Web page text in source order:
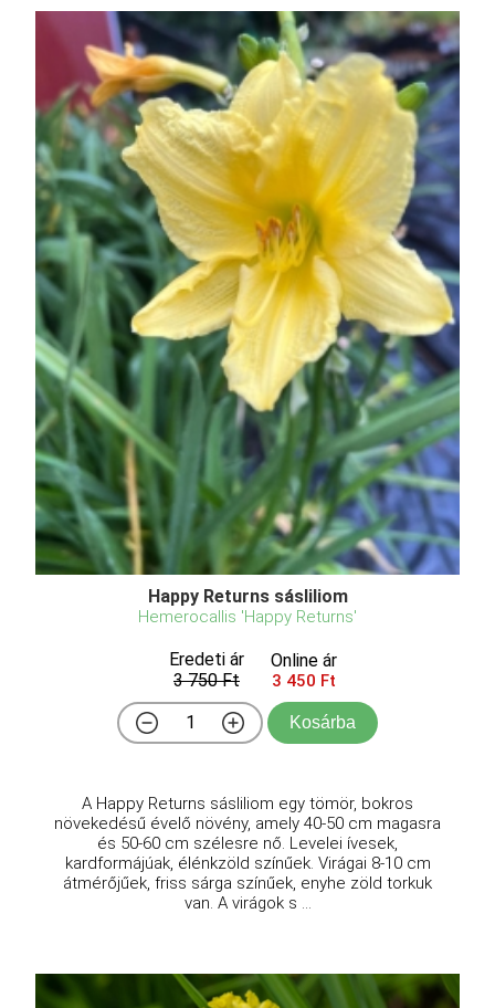
Happy Returns sásliliom
Hemerocallis 'Happy Returns'
Eredeti ár
3 750 Ft
Online ár
3 450 Ft
Kosárba
A Happy Returns sásliliom egy tömör, bokros
növekedésű évelő növény, amely 40-50 cm magasra
és 50-60 cm szélesre nő. Levelei ívesek,
kardformájúak, élénkzöld színűek. Virágai 8-10 cm
átmérőjűek, friss sárga színűek, enyhe zöld torkuk
van. A virágok s ...